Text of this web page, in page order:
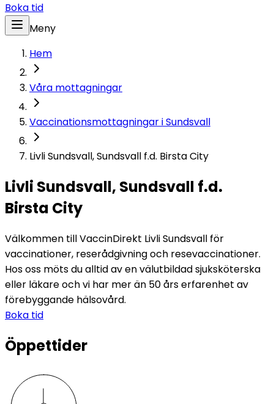
Boka tid
Meny
Hem
Våra mottagningar
Vaccinationsmottagningar i Sundsvall
Livli Sundsvall, Sundsvall f.d. Birsta City
Livli Sundsvall, Sundsvall f.d.
Birsta City
Välkommen till VaccinDirekt Livli Sundsvall för
vaccinationer, reserådgivning och resevaccinationer.
Hos oss möts du alltid av en välutbildad sjuksköterska
eller läkare och vi har mer än 50 års erfarenhet av
förebyggande hälsovård.
Boka tid
Öppettider